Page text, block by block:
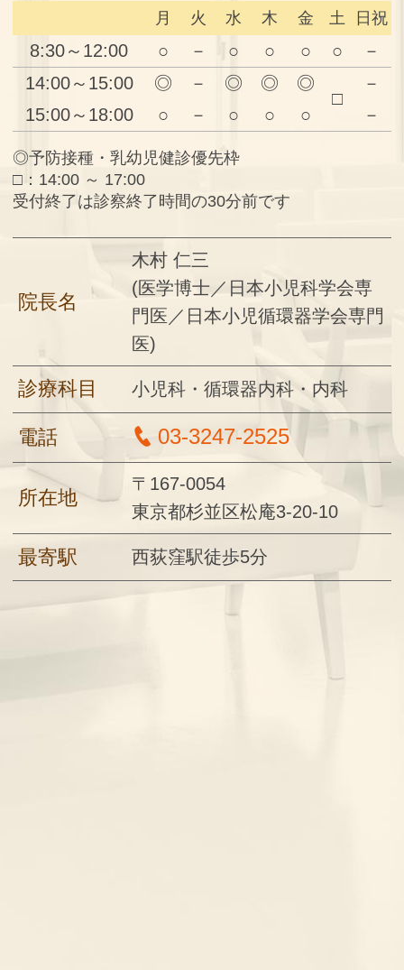
月 火 水 木 金 土 日祝
8:30～12:00 ○ － ○ ○ ○ ○
－
14:00～15:00
◎ － ◎ ◎ ◎
□
－
15:00～18:00
○ － ○ ○ ○ －
◎予防接種・乳幼児健診優先枠
□：14:00 ～ 17:00
受付終了は診察終了時間の30分前です
院長名
木村 仁三
(医学博士／日本小児科学会専
門医／日本小児循環器学会専門
医)
診療科目 小児科・循環器内科・内科
電話 03-3247-2525
所在地
〒167-0054
東京都杉並区松庵3-20-10
最寄駅 西荻窪駅徒歩5分